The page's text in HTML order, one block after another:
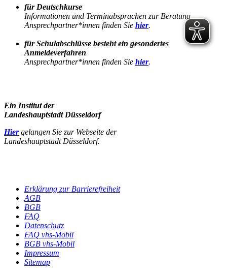
für Deutschkurse
Informationen und Terminabsprachen zur Beratung
Ansprechpartner*innen finden Sie hier.
für Schulabschlüsse besteht ein gesondertes
Anmeldeverfahren
Ansprechpartner*innen finden Sie hier.
Ein Institut der
Landeshauptstadt Düsseldorf
Hiergelangen Sie zur Webseite der
Landeshauptstadt Düsseldorf.
Erklärung zur Barrierefreiheit
AGB
BGB
FAQ
Datenschutz
FAQ vhs-Mobil
BGB vhs-Mobil
Impressum
Sitemap